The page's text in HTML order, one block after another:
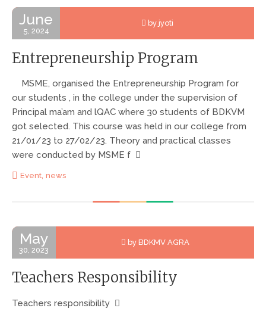
June
5, 2024
by jyoti
Entrepreneurship Program
MSME, organised the Entrepreneurship Program for
our students , in the college under the supervision of
Principal ma’am and lQAC where 30 students of BDKVM
got selected. This course was held in our college from
21/01/23 to 27/02/23. Theory and practical classes
were conducted by MSME f
Event, news
May
30, 2023
by BDKMV AGRA
Teachers Responsibility
Teachers responsibility